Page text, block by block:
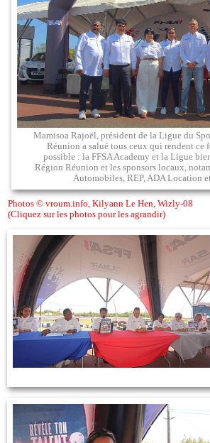
Mamisoa Rajoël, président de la Ligue du
Réunion a salué tous ceux qui rendent ce
possible : la FFSA Academy et la Ligue
Région Réunion et les sponsors locaux,
Automobiles, REP, ADA Location
Photos © vroum.info, Kilyann Le Hen, Wizly-08
(Cliquez sur les photos pour les agrandir)